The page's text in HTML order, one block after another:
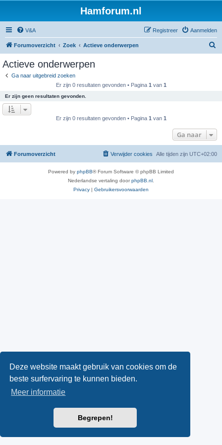
Deze website maakt gebruik van cookies om de
beste surfervaring te kunnen bieden.
Meer informatie
Begrepen!
Hamforum.nl
V&A Aanmelden
Registreer
Forumoverzicht Zoek Actieve onderwerpen
Actieve onderwerpen
Ga naar uitgebreid zoeken
Er zijn 0 resultaten gevonden • Pagina 1 van 1
Er zijn geen resultaten gevonden.
Er zijn 0 resultaten gevonden • Pagina 1 van 1
Ga naar
Forumoverzicht Alle tijden zijn UTC+02:00
Verwijder cookies
Powered by phpBB® Forum Software © phpBB Limited
Nederlandse vertaling doorphpBB.nl
Privacy | Gebruikersvoorwaarden